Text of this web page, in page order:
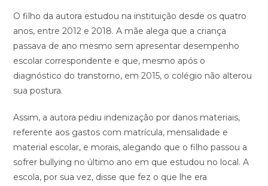
O filho da autora estudou na instituição desde os quatro
anos, entre 2012 e 2018. A mãe alega que a criança
passava de ano mesmo sem apresentar desempenho
escolar correspondente e que, mesmo após o
diagnóstico do transtorno, em 2015, o colégio não alterou
sua postura.
Assim, a autora pediu indenização por danos materiais,
referente aos gastos com matrícula, mensalidade e
material escolar, e morais, alegando que o filho passou a
sofrer bullying no último ano em que estudou no local. A
escola, por sua vez, disse que fez o que lhe era